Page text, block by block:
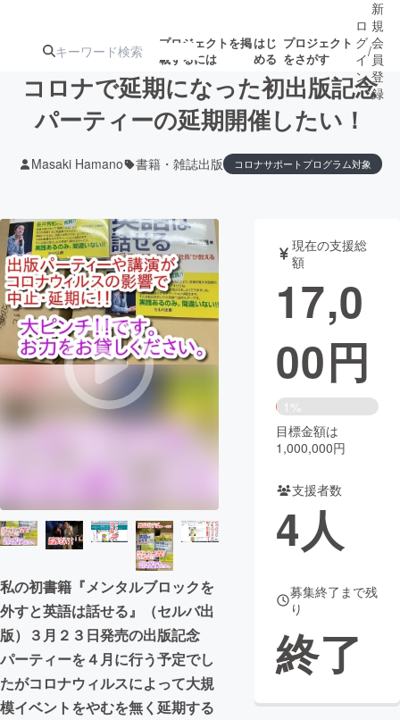
プロジェクトを掲
載するには
はじ
める
プロジェクト
をさがす
ジェクト
ターン
ジェクト
募集終了が近いプ
ロジェクト
もうすぐ公開
されます
アート・写真 音楽
テクノロジー・ガジェット ゲーム・
映像・映画
ビジネス・起業 チャレンジ
まちづくり・地域活性化
CAMPFIRE Creation
CAMPFIREふるさと納税machi-ya コミュニティ
ロ
グ
イ
ン
/
新
規
会
員
登
録
コロナで延期になった初出版記念
パーティーの延期開催したい！
Masaki Hamano 書籍・雑誌出版 コロナサポートプログラム対象
私の初書籍『メンタルブロックを
外すと英語は話せる』（セルバ出
版）３月２３日発売の出版記念
パーティーを４月に行う予定でし
たがコロナウィルスによって大規
模イベントをやむを無く延期する
現在の支援総
額
17,0
00円
1%
目標金額は
1,000,000円
支援者数
4人
募集終了まで残
り
終了